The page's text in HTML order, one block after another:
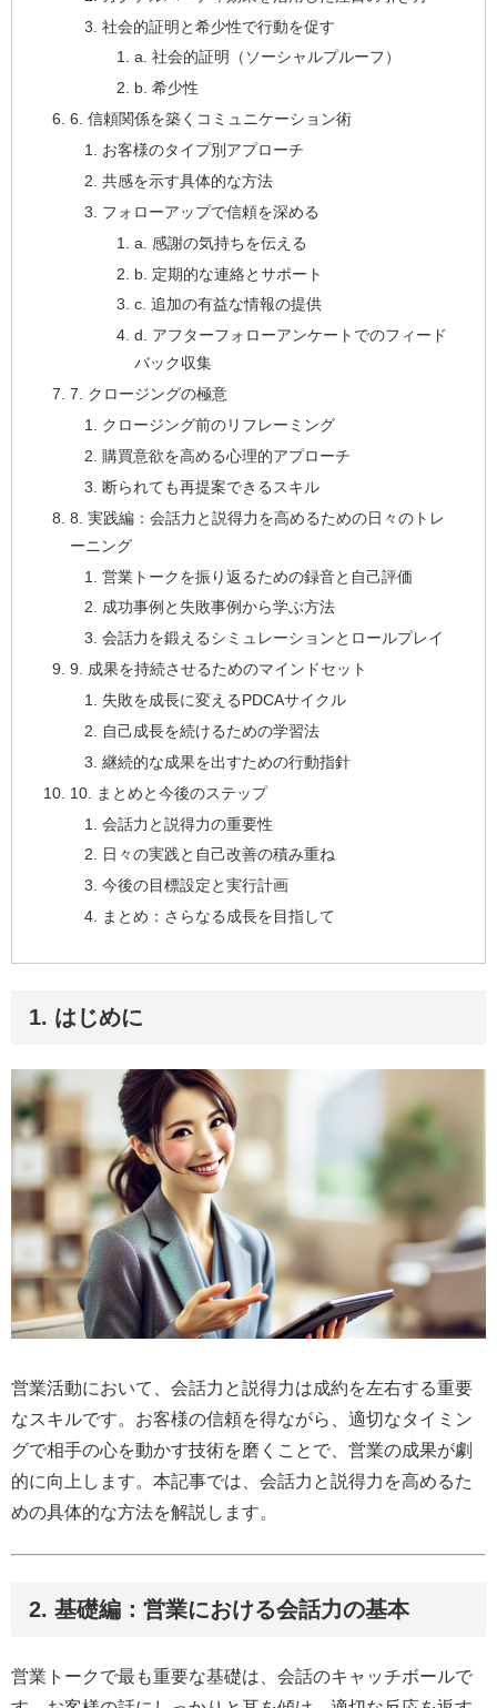
社会的証明と希少性で行動を促す
a. 社会的証明（ソーシャルプルーフ）
b. 希少性
6. 信頼関係を築くコミュニケーション術
お客様のタイプ別アプローチ
共感を示す具体的な方法
フォローアップで信頼を深める
a. 感謝の気持ちを伝える
b. 定期的な連絡とサポート
c. 追加の有益な情報の提供
d. アフターフォローアンケートでのフィード
バック収集
7. クロージングの極意
クロージング前のリフレーミング
購買意欲を高める心理的アプローチ
断られても再提案できるスキル
8. 実践編：会話力と説得力を高めるための日々のトレ
ーニング
営業トークを振り返るための録音と自己評価
成功事例と失敗事例から学ぶ方法
会話力を鍛えるシミュレーションとロールプレイ
9. 成果を持続させるためのマインドセット
失敗を成長に変えるPDCAサイクル
自己成長を続けるための学習法
継続的な成果を出すための行動指針
10. まとめと今後のステップ
会話力と説得力の重要性
日々の実践と自己改善の積み重ね
今後の目標設定と実行計画
まとめ：さらなる成長を目指して
1. はじめに
営業活動において、会話力と説得力は成約を左右する重要
なスキルです。お客様の信頼を得ながら、適切なタイミン
グで相手の心を動かす技術を磨くことで、営業の成果が劇
的に向上します。本記事では、会話力と説得力を高めるた
めの具体的な方法を解説します。
2. 基礎編：営業における会話力の基本
営業トークで最も重要な基礎は、会話のキャッチボールで